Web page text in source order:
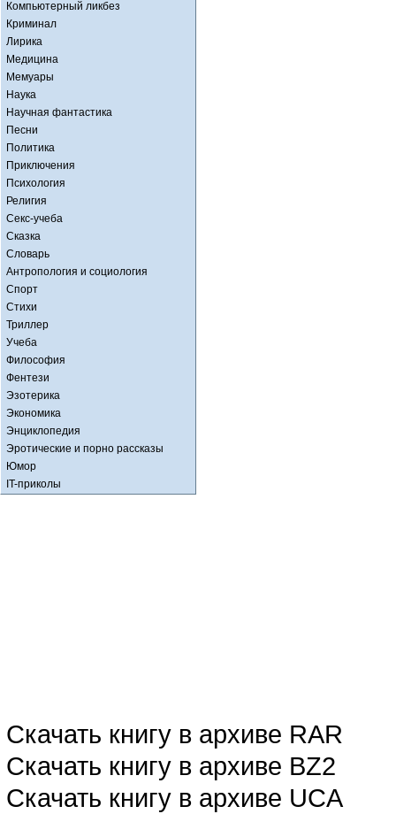
Компьютерный ликбез
Криминал
Лирика
Медицина
Мемуары
Наука
Научная фантастика
Песни
Политика
Приключения
Психология
Религия
Секс-учеба
Сказка
Словарь
Антропология и социология
Спорт
Стихи
Триллер
Учеба
Философия
Фентези
Эзотерика
Экономика
Энциклопедия
Эротические и порно рассказы
Юмор
IT-приколы
Скачать книгу в архиве RAR
Скачать книгу в архиве BZ2
Скачать книгу в архиве UCA